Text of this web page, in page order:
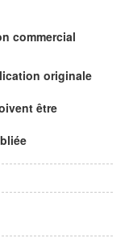
commercial
originale
être